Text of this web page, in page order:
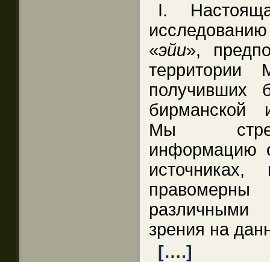
I.
«эйи»,
получивших
бирманской
Мы
информацию
различными
зрения на
[….]